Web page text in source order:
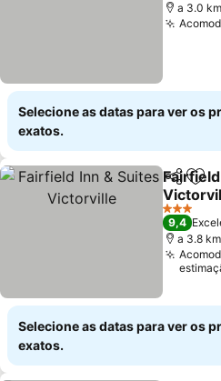
a 3.0
Selecione as datas para ver os
exatos.
Partilhar
Ver
3 Estrelas
9,4
a 3.8
Selecione as datas para ver os
exatos.